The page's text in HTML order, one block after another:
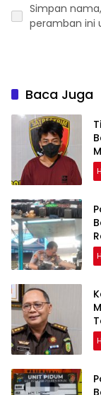
Simpan
peramban ini
Baca Juga